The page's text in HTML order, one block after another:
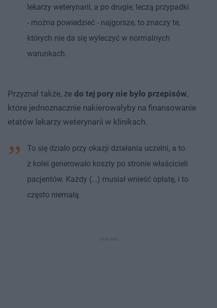
lekarzy weterynarii, a po drugie, leczą przypadki
- można powiedzieć - najgorsze, to znaczy te,
których nie da się wyleczyć w normalnych
warunkach.
Przyznał także, że do tej pory nie było przepisów,
które jednoznacznie nakierowałyby na finansowanie
etatów lekarzy weterynarii w klinikach.
To się działo przy okazji działania uczelni, a to
z kolei generowało koszty po stronie właścicieli
pacjentów. Każdy (...) musiał wnieść opłatę, i to
często niemałą.